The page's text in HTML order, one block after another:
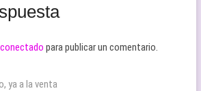
conectado para publicar un comentario.
ya a la venta